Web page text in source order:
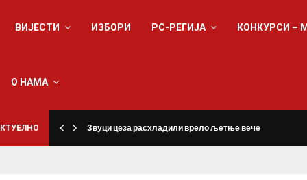
ВИЈЕСТИ ИЗБОРИ РС-РЕГИЈА КОНКУРСИ –
О НАМА
Звуци цеза расхладили врело љетње вече